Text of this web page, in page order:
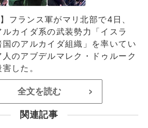
フランス軍がマリ北部で4日、
カイダ系の武装勢力「イスラ
国のアルカイダ組織」を率いてい
のアブデルマレク・ドゥルーク
した。
全文を読む >
関連記事